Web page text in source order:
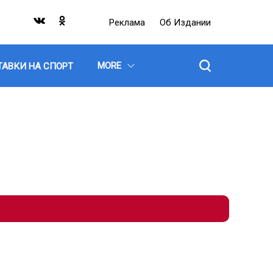
Реклама Об Издании
НА СПОРТ MORE